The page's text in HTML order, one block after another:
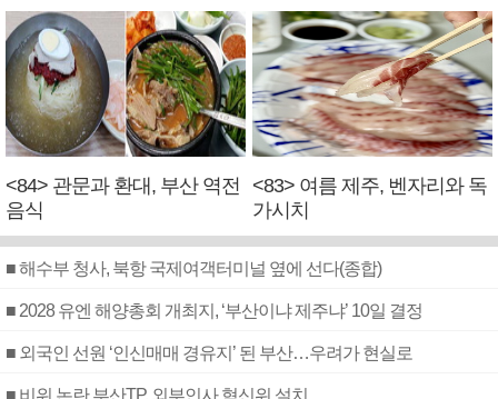
<84> 관문과 환대, 부산 역전
음식
<83> 여름 제주, 벤자리와 독
가시치
■ 해수부 청사, 북항 국제여객터미널 옆에 선다(종합)
■ 2028 유엔 해양총회 개최지, ‘부산이냐 제주냐’ 10일 결정
■ 외국인 선원 ‘인신매매 경유지’ 된 부산…우려가 현실로